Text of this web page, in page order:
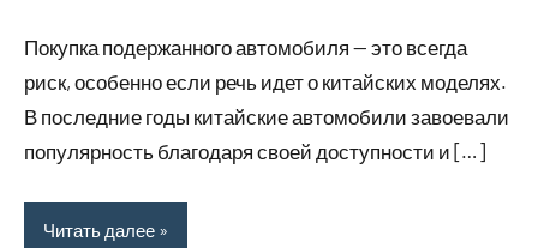
Покупка подержанного автомобиля — это всегда
риск, особенно если речь идет о китайских моделях.
В последние годы китайские автомобили завоевали
популярность благодаря своей доступности и […]
Читать далее